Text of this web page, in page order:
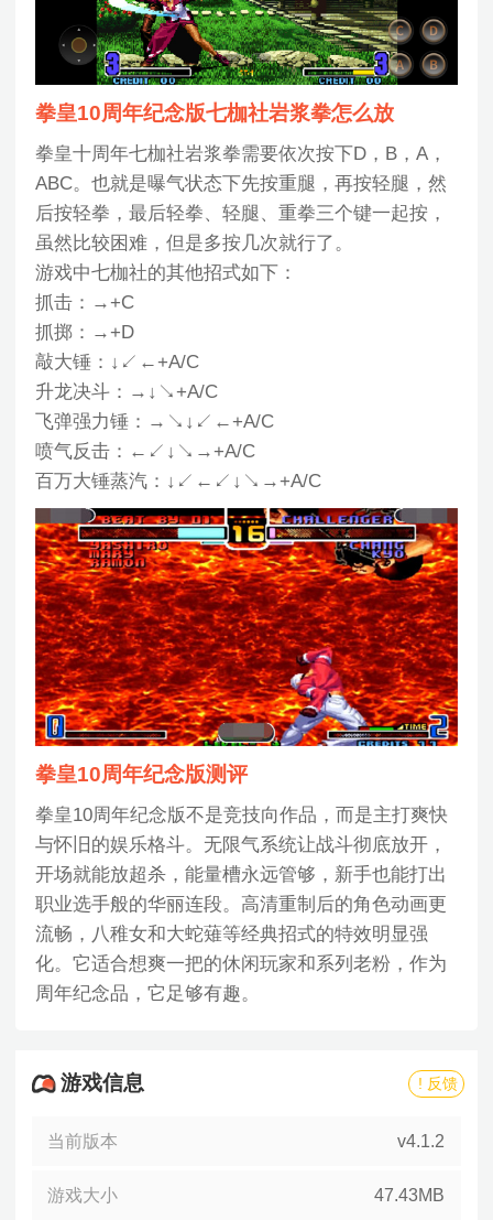
拳皇10周年纪念版七枷社岩浆拳怎么放
拳皇十周年七枷社岩浆拳需要依次按下D，B，A，
ABC。也就是曝气状态下先按重腿，再按轻腿，然
后按轻拳，最后轻拳、轻腿、重拳三个键一起按，
虽然比较困难，但是多按几次就行了。
游戏中七枷社的其他招式如下：
抓击：→+C
抓掷：→+D
敲大锤：↓↙←+A/C
升龙决斗：→↓↘+A/C
飞弹强力锤：→↘↓↙←+A/C
喷气反击：←↙↓↘→+A/C
百万大锤蒸汽：↓↙←↙↓↘→+A/C
拳皇10周年纪念版测评
拳皇10周年纪念版不是竞技向作品，而是主打爽快
与怀旧的娱乐格斗。无限气系统让战斗彻底放开，
开场就能放超杀，能量槽永远管够，新手也能打出
职业选手般的华丽连段。高清重制后的角色动画更
流畅，八稚女和大蛇薙等经典招式的特效明显强
化。它适合想爽一把的休闲玩家和系列老粉，作为
周年纪念品，它足够有趣。
游戏信息 ! 反馈
当前版本 v4.1.2
游戏大小 47.43MB